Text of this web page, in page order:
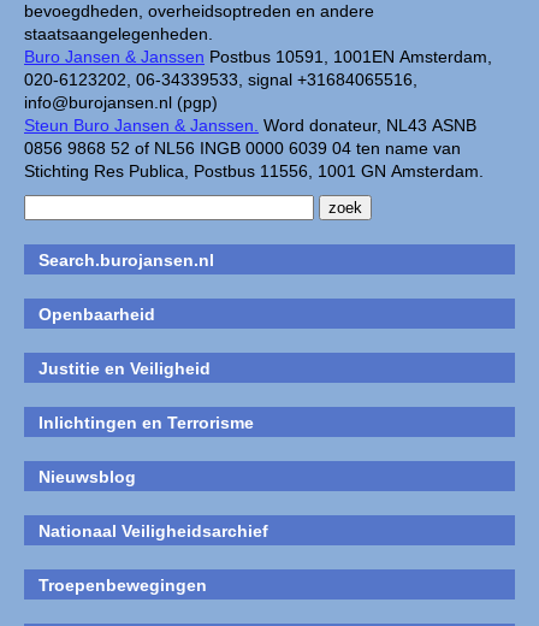
bevoegdheden, overheidsoptreden en andere
staatsaangelegenheden.
Buro Jansen & Janssen Postbus 10591, 1001EN Amsterdam,
020-6123202, 06-34339533, signal +31684065516,
info@burojansen.nl (pgp)
Steun Buro Jansen & Janssen. Word donateur, NL43 ASNB
0856 9868 52 of NL56 INGB 0000 6039 04 ten name van
Stichting Res Publica, Postbus 11556, 1001 GN Amsterdam.
Search.burojansen.nl
Openbaarheid
Justitie en Veiligheid
Inlichtingen en Terrorisme
Nieuwsblog
Nationaal Veiligheidsarchief
Troepenbewegingen